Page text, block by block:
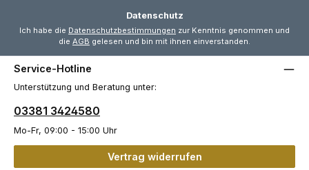
Datenschutz
Ich habe die Datenschutzbestimmungen zur Kenntnis genommen und
die AGB gelesen und bin mit ihnen einverstanden.
Service-Hotline
Unterstützung und Beratung unter:
03381 3424580
Mo-Fr, 09:00 - 15:00 Uhr
Vertrag widerrufen